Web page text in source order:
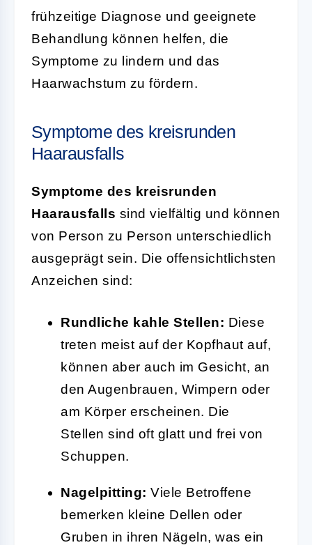
frühzeitige Diagnose und geeignete
Behandlung können helfen, die
Symptome zu lindern und das
Haarwachstum zu fördern.
Symptome des kreisrunden
Haarausfalls
Symptome des kreisrunden
Haarausfalls sind vielfältig und können
von Person zu Person unterschiedlich
ausgeprägt sein. Die offensichtlichsten
Anzeichen sind:
Rundliche kahle Stellen: Diese
treten meist auf der Kopfhaut auf,
können aber auch im Gesicht, an
den Augenbrauen, Wimpern oder
am Körper erscheinen. Die
Stellen sind oft glatt und frei von
Schuppen.
Nagelpitting: Viele Betroffene
bemerken kleine Dellen oder
Gruben in ihren Nägeln, was ein